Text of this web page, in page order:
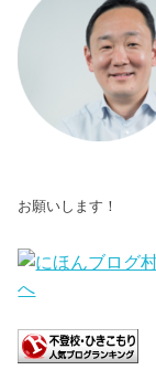
お願いします！